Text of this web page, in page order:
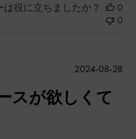
は役に立ちましたか？
0
0
スが欲しくて
公
2024-08-28